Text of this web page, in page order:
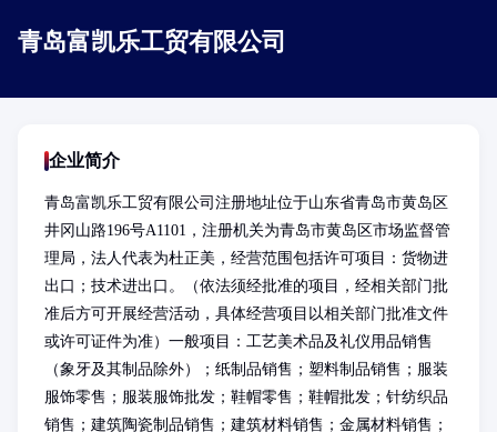
青岛富凯乐工贸有限公司
企业简介
青岛富凯乐工贸有限公司注册地址位于山东省青岛市黄岛区
井冈山路196号A1101，注册机关为青岛市黄岛区市场监督管
理局，法人代表为杜正美，经营范围包括许可项目：货物进
出口；技术进出口。（依法须经批准的项目，经相关部门批
准后方可开展经营活动，具体经营项目以相关部门批准文件
或许可证件为准）一般项目：工艺美术品及礼仪用品销售
（象牙及其制品除外）；纸制品销售；塑料制品销售；服装
服饰零售；服装服饰批发；鞋帽零售；鞋帽批发；针纺织品
销售；建筑陶瓷制品销售；建筑材料销售；金属材料销售；